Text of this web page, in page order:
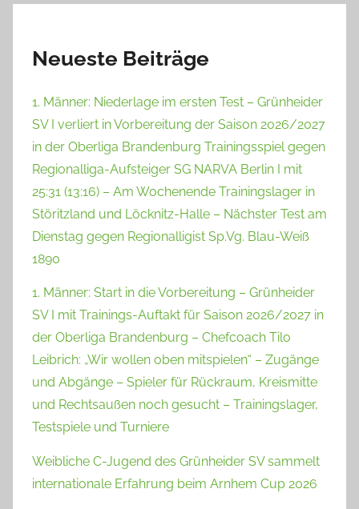
Neueste Beiträge
1. Männer: Niederlage im ersten Test – Grünheider
SV I verliert in Vorbereitung der Saison 2026/2027
in der Oberliga Brandenburg Trainingsspiel gegen
Regionalliga-Aufsteiger SG NARVA Berlin I mit
25:31 (13:16) – Am Wochenende Trainingslager in
Störitzland und Löcknitz-Halle – Nächster Test am
Dienstag gegen Regionalligist Sp.Vg. Blau-Weiß
1890
1. Männer: Start in die Vorbereitung – Grünheider
SV I mit Trainings-Auftakt für Saison 2026/2027 in
der Oberliga Brandenburg – Chefcoach Tilo
Leibrich: „Wir wollen oben mitspielen“ – Zugänge
und Abgänge – Spieler für Rückraum, Kreismitte
und Rechtsaußen noch gesucht – Trainingslager,
Testspiele und Turniere
Weibliche C-Jugend des Grünheider SV sammelt
internationale Erfahrung beim Arnhem Cup 2026